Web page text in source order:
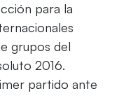
para la
grupos del
2016.
partido ante